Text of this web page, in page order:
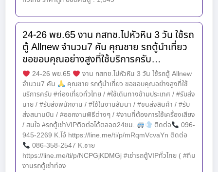
24-26 พย.65 งาน กสทช.ไปหัวหิน 3 วัน ใช้รถ
ตู้ Allnew จำนวน7 คัน คุณชาย รถตู้นำเที่ยว
ขอขอบคุณอย่างสูงที่ใช้บริการครับ…
24-26 พย.65
งาน กสทช.ไปหัวหิน 3 วัน ใช้รถตู้ Allnew
จำนวน7 คัน
คุณชาย รถตู้นำเที่ยว ขอขอบคุณอย่างสูงที่ใช้
บริการครับ #ท่องเที่ยวทั่วไทย / #ใช้เดินทางข้ามประเทศ / #รับส่ง
นาย / #รับส่งพนักงาน / #ใช้ในงานสัมนา / #ขนส่งสินค้า / #รับ
ส่งสนามบิน / #ออกงานพิธีต่างๆ / #งานที่ต้องการใช้เครื่องเสียง
/ สนใจ #รถตู้เช่าVIPติดต่อได้ตลอด24ชม.
ติดต่อ
096-
945-2269 K.โอ๋ https://line.me/ti/p/mRqmVcvaYn ติดต่อ
086-358-2547 K.ชาย
https://line.me/ti/p/NCPGjKDMGj #เช่ารถตู้VIPทั่วไทย ( #ทีม
งานรถตู้เช่าท่อง